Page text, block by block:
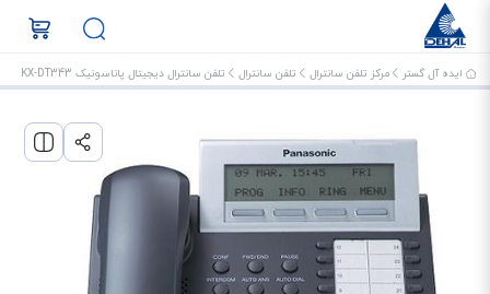
ایده آل گستر مرکز تلفن سانترال تلفن سانترال تلفن سانترال دیجیتال پاناسونیک KX-DT343